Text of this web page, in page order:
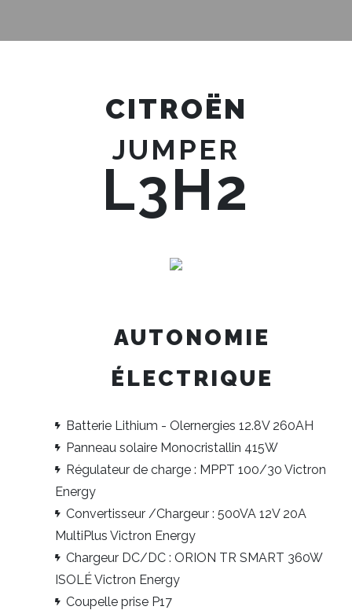
CITROËN
JUMPER
L3H2
AUTONOMIE
ÉLECTRIQUE
Batterie Lithium - Olernergies 12.8V 260AH
Panneau solaire Monocristallin 415W
Régulateur de charge : MPPT 100/30 Victron
Energy
Convertisseur /Chargeur : 500VA 12V 20A
MultiPlus Victron Energy
Chargeur DC/DC : ORION TR SMART 360W
ISOLÉ Victron Energy
Coupelle prise P17